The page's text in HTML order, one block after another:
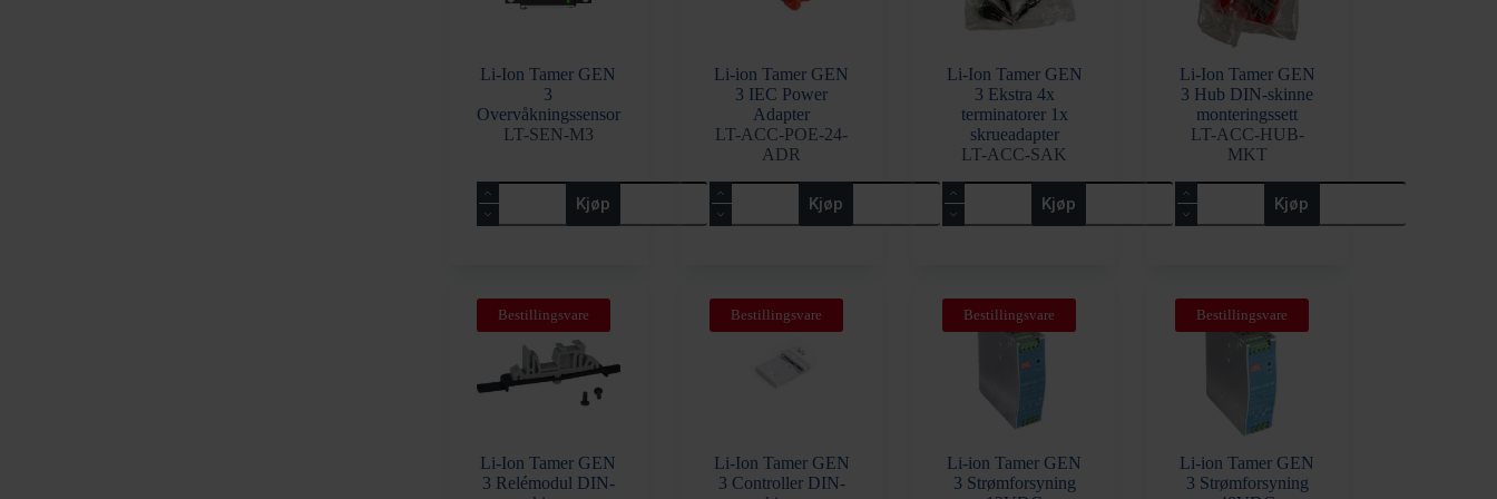
Li-Ion Tamer GEN
3
Overvåkningssensor
LT-SEN-M3
Li-
Ion
Tamer
antall
Kjøp
Li-ion Tamer GEN
3 IEC Power
Adapter
LT-ACC-POE-24-
ADR
Li-
ion
Tamer
Power
Adapter
Kjøp
Li-Ion Tamer GEN
3 Ekstra 4x
terminatorer 1x
skrueadapter
LT-ACC-SAK
Li-
Ion
Tamer
4x
terminatorer
skrueadapter
Kjøp
Li-Ion Tamer GEN
3 Hub DIN-skinne
monteringssett
LT-ACC-HUB-
MKT
Li-
Ion
Tamer
DIN-
skinne
monteringssett
Kjøp
Bestillingsvare
Li-Ion Tamer GEN
3 Relémodul DIN-
Bestillingsvare
Li-Ion Tamer GEN
3 Controller DIN-
Bestillingsvare
Li-ion Tamer GEN
3 Strømforsyning
Bestillingsvare
Li-ion Tamer GEN
3 Strømforsyning